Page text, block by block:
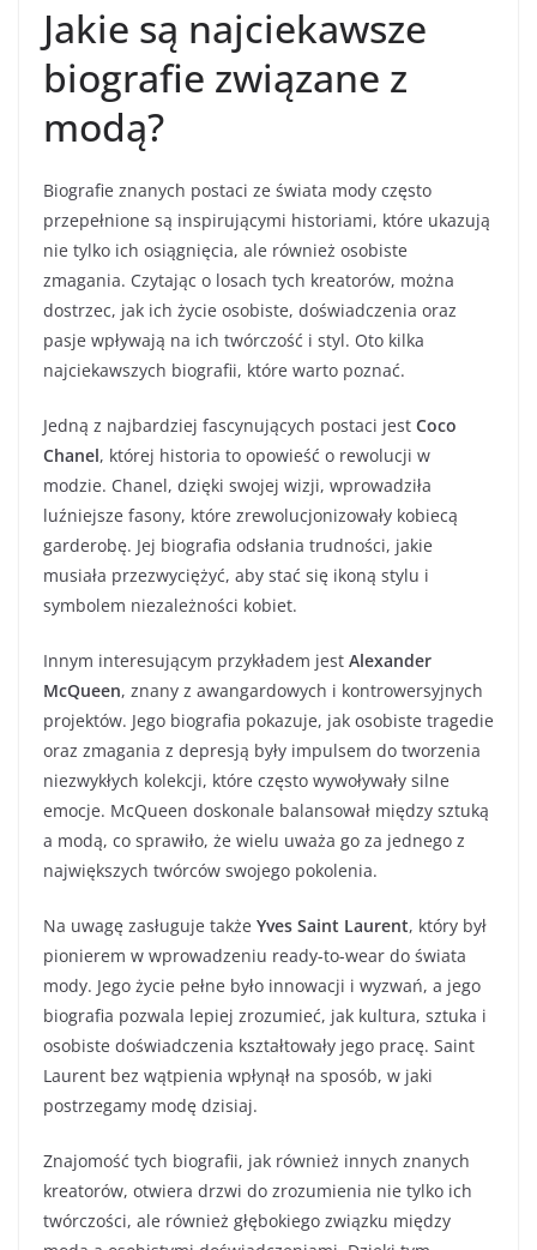
Jakie są najciekawsze
biografie związane z
modą?
Biografie znanych postaci ze świata mody często
przepełnione są inspirującymi historiami, które ukazują
nie tylko ich osiągnięcia, ale również osobiste
zmagania. Czytając o losach tych kreatorów, można
dostrzec, jak ich życie osobiste, doświadczenia oraz
pasje wpływają na ich twórczość i styl. Oto kilka
najciekawszych biografii, które warto poznać.
Jedną z najbardziej fascynujących postaci jest Coco
Chanel, której historia to opowieść o rewolucji w
modzie. Chanel, dzięki swojej wizji, wprowadziła
luźniejsze fasony, które zrewolucjonizowały kobiecą
garderobę. Jej biografia odsłania trudności, jakie
musiała przezwyciężyć, aby stać się ikoną stylu i
symbolem niezależności kobiet.
Innym interesującym przykładem jest Alexander
McQueen, znany z awangardowych i kontrowersyjnych
projektów. Jego biografia pokazuje, jak osobiste tragedie
oraz zmagania z depresją były impulsem do tworzenia
niezwykłych kolekcji, które często wywoływały silne
emocje. McQueen doskonale balansował między sztuką
a modą, co sprawiło, że wielu uważa go za jednego z
największych twórców swojego pokolenia.
Na uwagę zasługuje także Yves Saint Laurent, który był
pionierem w wprowadzeniu ready-to-wear do świata
mody. Jego życie pełne było innowacji i wyzwań, a jego
biografia pozwala lepiej zrozumieć, jak kultura, sztuka i
osobiste doświadczenia kształtowały jego pracę. Saint
Laurent bez wątpienia wpłynął na sposób, w jaki
postrzegamy modę dzisiaj.
Znajomość tych biografii, jak również innych znanych
kreatorów, otwiera drzwi do zrozumienia nie tylko ich
twórczości, ale również głębokiego związku między